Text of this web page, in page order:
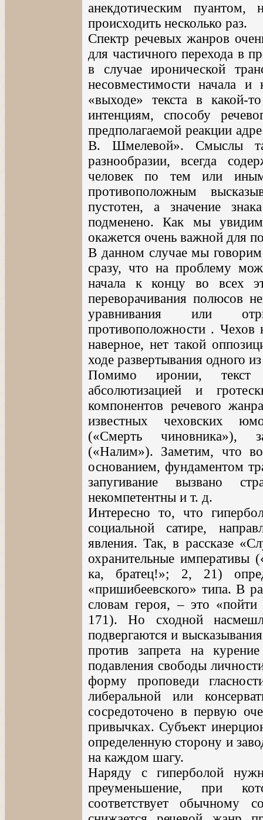
анекдотическим
происходить несколько раз.
Спектр речевых жанров
для частичного перехода в
в случае иронической
несовместимости начала
«выходе» текста в
интенциям, способу
предполагаемой реакции
В. Шмелевой». Смыслы
разнообразии, всегда
человек по тем или
противоположным
пустотен, а значение
подменено. Как мы увидим
окажется очень важной для
В данном случае мы
сразу, что на проблему
начала к концу во всех
переворачивания полюсов
уравнивания или
противоположности . Чехов
наверное, нет такой
ходе развертывания одного
Помимо иронии, текст
абсолютизацией и
компонентов речевого
известных чеховских
(«Смерть чиновника»),
(«Налим»). Заметим, что
основанием, фундаментом
запугивание вызвано
некомпетентны и т. д.
Интересно то, что
социальной сатире,
явления. Так, в рассказе
охранительные
ка, братец!»; 2, 21)
«пришибеевского» типа. В
словам героя, – это «пойти
171). Но сходной
подвергаются и
против запрета на
подавления свободы
форму проповеди
либеральной или
сосредоточено в первую
привычках. Субъект
определенную сторону и
на каждом шагу.
Наряду с гиперболой
преуменьшение, при
соответствует обычному